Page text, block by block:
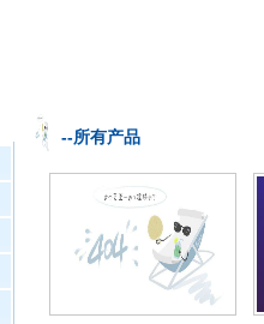
--所有产品